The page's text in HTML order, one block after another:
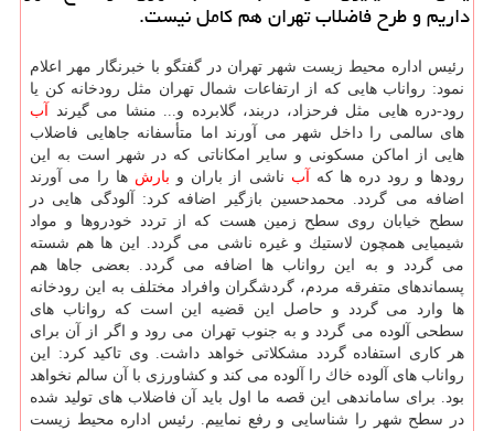
داریم و طرح فاضلاب تهران هم كامل نیست.
رئیس اداره محیط زیست شهر تهران در گفتگو با خبرنگار مهر اعلام
نمود: رواناب هایی كه از ارتفاعات شمال تهران مثل رودخانه كن یا
رود-دره هایی مثل فرحزاد، دربند، گلابرده و... منشا می گیرند آب
های سالمی را داخل شهر می آورند اما متأسفانه جاهایی فاضلاب
هایی از اماكن مسكونی و سایر امكاناتی كه در شهر است به این
رودها و رود دره ها كه آب ناشی از باران و بارش ها را می آورند
اضافه می گردد. محمدحسین بازگیر اضافه كرد: آلودگی هایی در
سطح خیابان روی سطح زمین هست كه از تردد خودروها و مواد
شیمیایی همچون لاستیك و غیره ناشی می گردد. این ها هم شسته
می گردد و به این رواناب ها اضافه می گردد. بعضی جاها هم
پسماندهای متفرقه مردم، گردشگران وافراد مختلف به این رودخانه
ها وارد می گردد و حاصل این قضیه این است كه رواناب های
سطحی آلوده می گردد و به جنوب تهران می رود و اگر از آن برای
هر كاری استفاده گردد مشكلاتی خواهد داشت. وی تاكید كرد: این
رواناب های آلوده خاك را آلوده می كند و كشاورزی با آن سالم نخواهد
بود. برای ساماندهی این قصه ما اول باید آن فاضلاب های تولید شده
در سطح شهر را شناسایی و رفع نماییم. رئیس اداره محیط زیست